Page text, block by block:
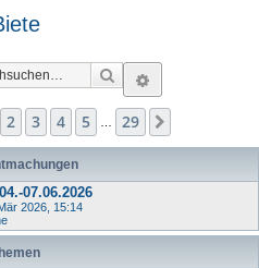
Suche
1 von 29
2 3 4 5 … 29
07.06.2026
2026, 15:14